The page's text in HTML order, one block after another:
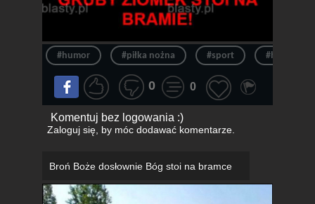
#humor #piłka nożna #sport #humor
0 0
Komentuj bez logowania :)
Zaloguj się, by móc dodawać komentarze.
Broń Boże dosłownie Bóg stoi na bramce